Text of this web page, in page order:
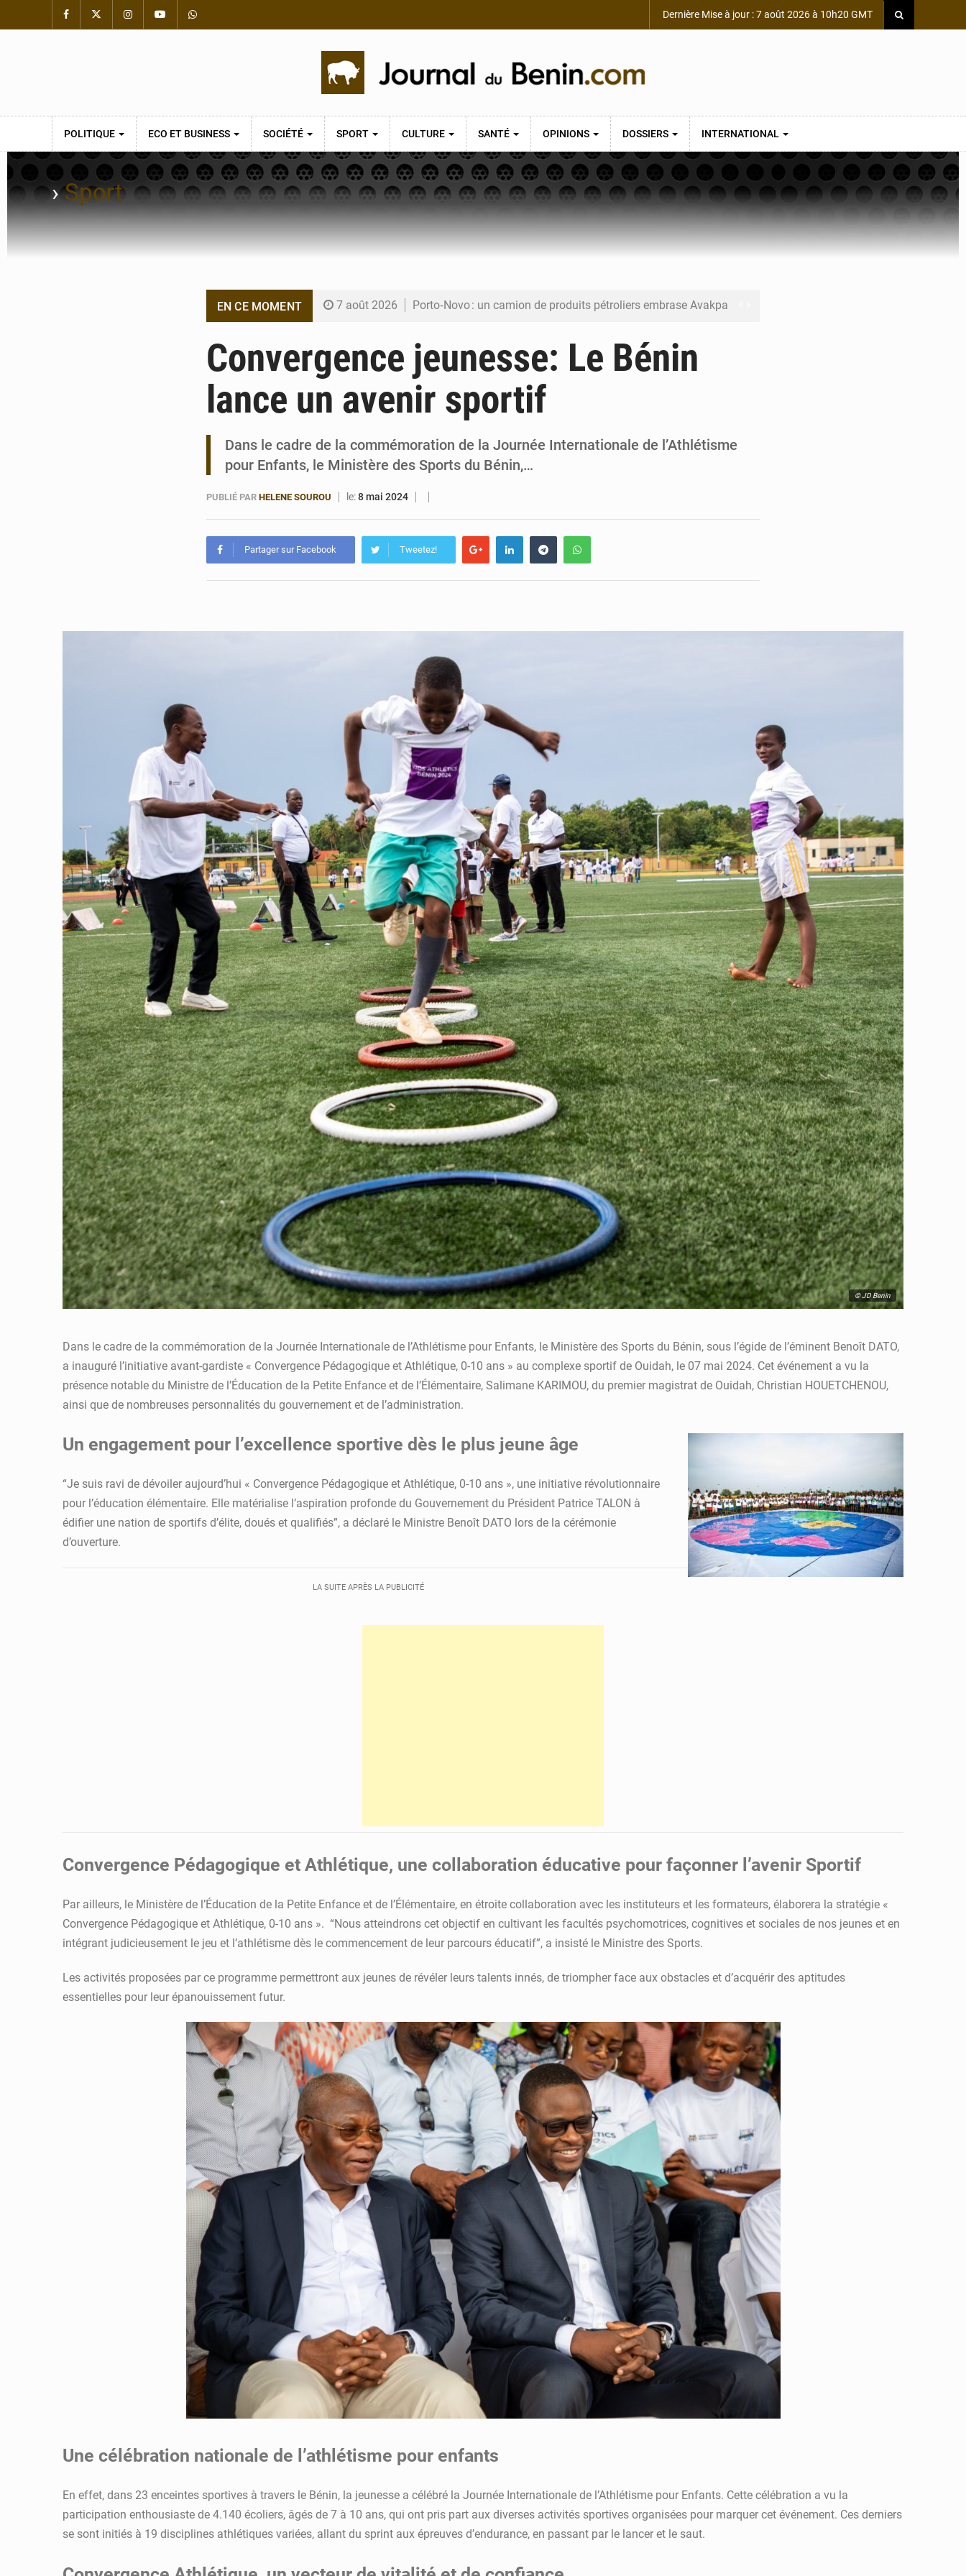
Dernière Mise à jour : 7 août 2026 à 10h20 GMT
POLITIQUE ECO ET BUSINESS SOCIÉTÉ SPORT CULTURE SANTÉ OPINIONS DOSSIERS INTERNATIONAL
›Sport
EN CE MOMENT 7 août 2026 Porto‑Novo : un camion de produits pétroliers embrase Avakpa
6 août 2026 Bénin : Djogbénou inspecte le chantier du siège de l’Assemblée
6 août 2026 Bénin et Canada scellent un partenariat inédit
Convergence jeunesse: Le Bénin
lance un avenir sportif
Dans le cadre de la commémoration de la Journée Internationale de l’Athlétisme
pour Enfants, le Ministère des Sports du Bénin,…
PUBLIÉ PAR HELENE SOUROU le:8 mai 2024
Partager sur Facebook Tweetez!
© JD Benin
Dans le cadre de la commémoration de la Journée Internationale de l’Athlétisme pour Enfants, le Ministère des Sports du Bénin, sous l’égide de l’éminent Benoît DATO,
a inauguré l’initiative avant-gardiste « Convergence Pédagogique et Athlétique, 0-10 ans » au complexe sportif de Ouidah, le 07 mai 2024. Cet événement a vu la
présence notable du Ministre de l’Éducation de la Petite Enfance et de l’Élémentaire, Salimane KARIMOU, du premier magistrat de Ouidah, Christian HOUETCHENOU,
ainsi que de nombreuses personnalités du gouvernement et de l’administration.
Un engagement pour l’excellence sportive dès le plus jeune âge
“Je suis ravi de dévoiler aujourd’hui « Convergence Pédagogique et Athlétique, 0-10 ans », une initiative révolutionnaire
pour l’éducation élémentaire. Elle matérialise l’aspiration profonde du Gouvernement du Président Patrice TALON à
édifier une nation de sportifs d’élite, doués et qualifiés”, a déclaré le Ministre Benoît DATO lors de la cérémonie
d’ouverture.
LA SUITE APRÈS LA PUBLICITÉ
Convergence Pédagogique et Athlétique, une collaboration éducative pour façonner l’avenir Sportif
Par ailleurs, le Ministère de l’Éducation de la Petite Enfance et de l’Élémentaire, en étroite collaboration avec les instituteurs et les formateurs, élaborera la stratégie «
Convergence Pédagogique et Athlétique, 0-10 ans ». “Nous atteindrons cet objectif en cultivant les facultés psychomotrices, cognitives et sociales de nos jeunes et en
intégrant judicieusement le jeu et l’athlétisme dès le commencement de leur parcours éducatif”, a insisté le Ministre des Sports.
Les activités proposées par ce programme permettront aux jeunes de révéler leurs talents innés, de triompher face aux obstacles et d’acquérir des aptitudes
essentielles pour leur épanouissement futur.
Une célébration nationale de l’athlétisme pour enfants
En effet, dans 23 enceintes sportives à travers le Bénin, la jeunesse a célébré la Journée Internationale de l’Athlétisme pour Enfants. Cette célébration a vu la
participation enthousiaste de 4.140 écoliers, âgés de 7 à 10 ans, qui ont pris part aux diverses activités sportives organisées pour marquer cet événement. Ces derniers
se sont initiés à 19 disciplines athlétiques variées, allant du sprint aux épreuves d’endurance, en passant par le lancer et le saut.